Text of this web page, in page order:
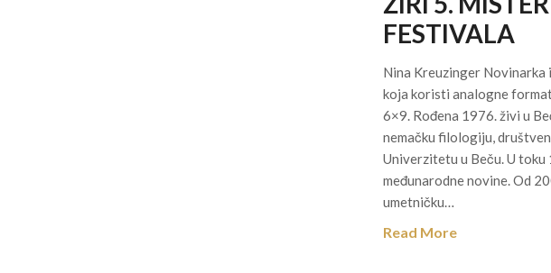
FESTIVALA
Nina Kreuzinger
koja koristi analogne
6×9. Rođena 1976. živi u
nemačku filologiju,
Univerzitetu u Beču. U toku
međunarodne novine. Od
umetničku…
Read More